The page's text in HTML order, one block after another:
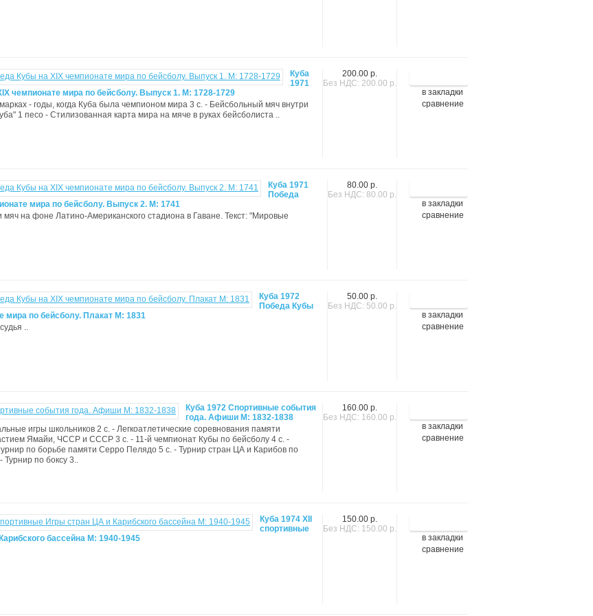
в закладки
сравнение
200.00 р.
Без НДС: 200.00 р.
Куба
1971
чемпионате мира по бейсболу. Выпуск 1. M: 1728-1729
- годы, когда Куба была чемпионом мира 3 с. - Бейсбольный мяч внутри
1 песо - Стилизованная карта мира на мяче в руках бейсболиста ..
в закладки
сравнение
80.00 р.
Без НДС: 80.00 р.
Куба 1971
Победа
мира по бейсболу. Выпуск 2. M: 1741
мяч на фоне Латино-Американского стадиона в Гаване. Текст: "Мировые
в закладки
сравнение
50.00 р.
Без НДС: 50.00 р.
Куба 1972
Победа Кубы
мира по бейсболу. Плакат M: 1831
..
в закладки
сравнение
160.00 р.
Без НДС: 160.00 р.
Куба 1972 Спортивные события
года. Афиши M: 1832-1838
игры школьников 2 с. - Легкоатлетические соревнования памяти
Ямайи, ЧССР и СССР 3 с. - 11-й чемпионат Кубы по бейсболу 4 с. -
по борьбе памяти Серро Пелядо 5 с. - Турнир стран ЦА и Карибов по
по боксу 3..
в закладки
сравнение
150.00 р.
Без НДС: 150.00 р.
Куба 1974 XII
спортивные
бассейна М: 1940-1945